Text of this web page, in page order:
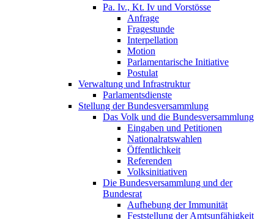
Pa. Iv., Kt. Iv und Vorstösse
Anfrage
Fragestunde
Interpellation
Motion
Parlamentarische Initiative
Postulat
Verwaltung und Infrastruktur
Parlamentsdienste
Stellung der Bundesversammlung
Das Volk und die Bundesversammlung
Eingaben und Petitionen
Nationalratswahlen
Öffentlichkeit
Referenden
Volksinitiativen
Die Bundesversammlung und der
Bundesrat
Aufhebung der Immunität
Feststellung der Amtsunfähigkeit